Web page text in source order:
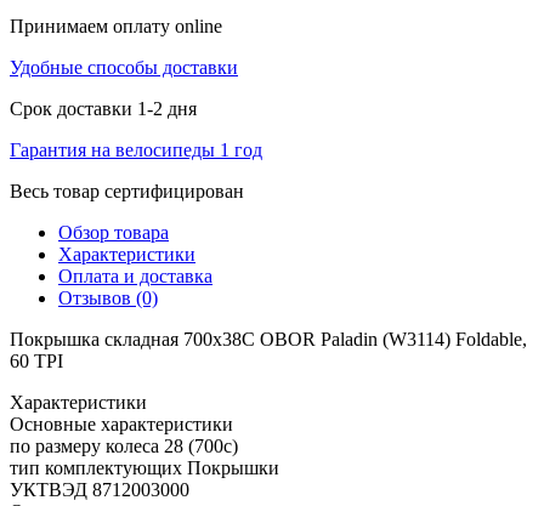
Принимаем оплату online
Удобные способы доставки
Срок доставки 1-2 дня
Гарантия на велосипеды 1 год
Весь товар сертифицирован
Обзор товара
Характеристики
Оплата и доставка
Отзывов (0)
Покрышка складная 700x38C OBOR Paladin (W3114) Foldable,
60 TPI
Характеристики
Основные характеристики
по размеру колеса 28 (700c)
тип комплектующих Покрышки
УКТВЭД 8712003000